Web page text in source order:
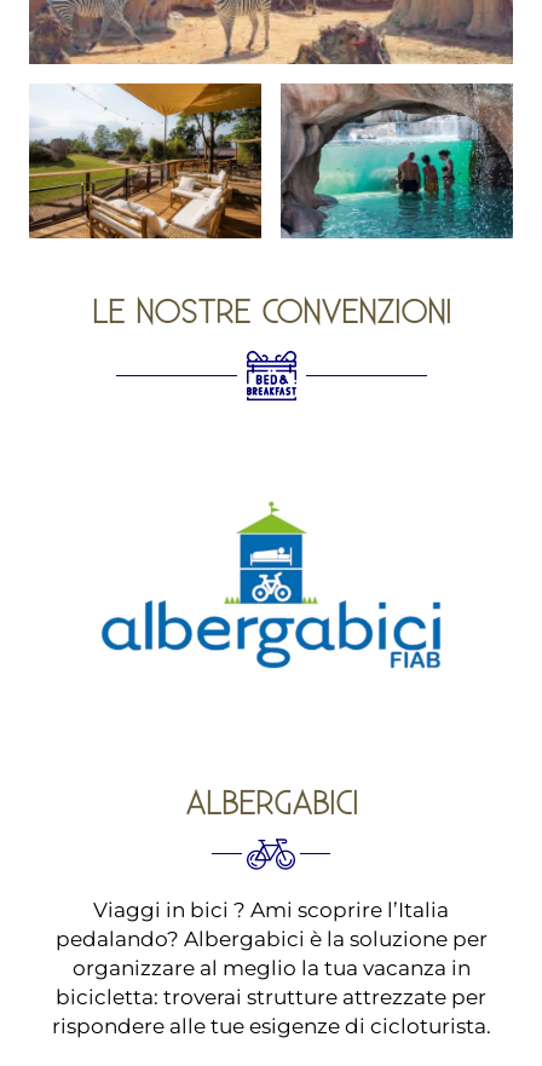
LE NOSTRE CONVENZIONI
ALBERGABICI
Viaggi in bici ? Ami scoprire l’Italia
pedalando? Albergabici è la soluzione per
organizzare al meglio la tua vacanza in
bicicletta: troverai strutture attrezzate per
rispondere alle tue esigenze di cicloturista.